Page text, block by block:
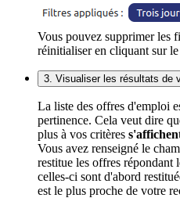
Vous pouvez supprimer les
réinitialiser en cliquant sur
3. Visualiser les résultats de
La liste des offres d'emploi
pertinence. Cela veut dire
plus à vos critères
Vous avez renseigné le
restitue les offres répondant
celles-ci sont d'abord
est le plus proche de votre